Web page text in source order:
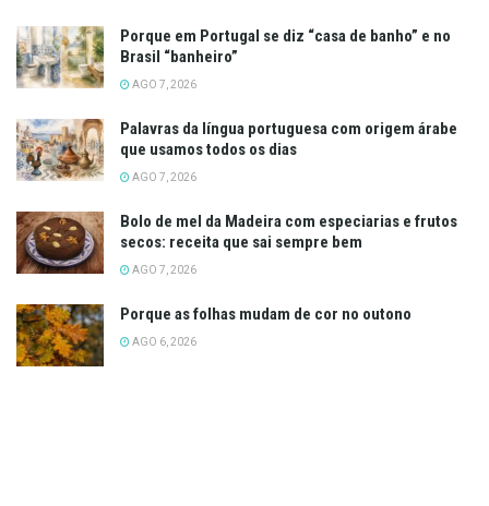
Porque em Portugal se diz “casa de banho” e no
Brasil “banheiro”
AGO 7, 2026
Palavras da língua portuguesa com origem árabe
que usamos todos os dias
AGO 7, 2026
Bolo de mel da Madeira com especiarias e frutos
secos: receita que sai sempre bem
AGO 7, 2026
Porque as folhas mudam de cor no outono
AGO 6, 2026